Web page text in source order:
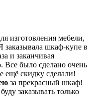
изготовления мебели,
шкаф-купе в
и заканчивая
было сделано очень
ещё скидку сделали!
за прекрасный шкаф!
заказывать только